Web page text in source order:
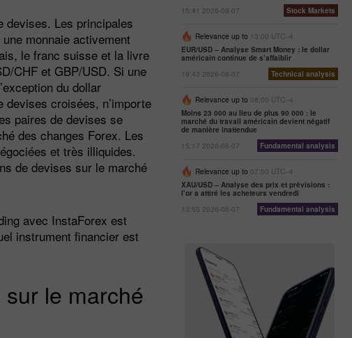
devises. Les principales
monnaie activement
le franc suisse et la livre
CHF et GBP/USD. Si une
du dollar
croisées, n’importe
paires de devises se
des changes Forex. Les
et très illiquides.
de devises sur le marché
avec InstaForex est
instrument financier est
le marché
15:41 2026-08-07
Stock Markets
Relevance up to 13:00 UTC--4
EUR/USD – Analyse Smart Money : le dollar
américain continue de s’affaiblir
19:43 2026-08-07
Technical analysis
Relevance up to 08:00 UTC--4
Moins 23 000 au lieu de plus 90 000 : le
marché du travail américain devient négatif
de manière inattendue
15:17 2026-08-07
Fundamental analysis
Relevance up to 07:00 UTC--4
XAU/USD – Analyse des prix et prévisions :
l’or a attiré les acheteurs vendredi
13:55 2026-08-07
Fundamental analysis